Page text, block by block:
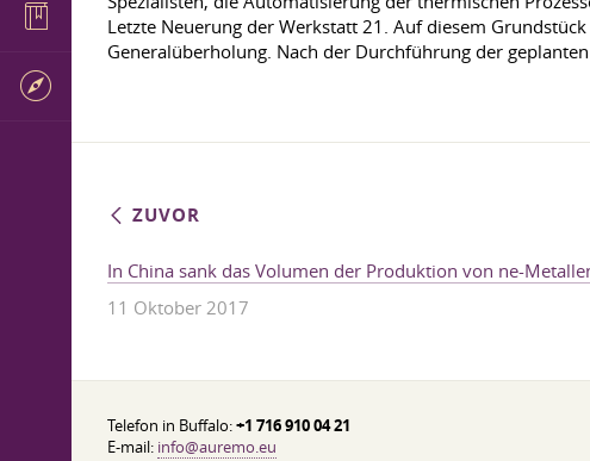
Letzte Neuerung der Werkstatt 21. Auf diesem
Generalüberholung. Nach der Durchführung der
ZUVOR
In China sank das Volumen der Produktion von ne-
11 Oktober 2017
Telefon in Buffalo:+1 716 910 04 21
E-mail: info@auremo.eu